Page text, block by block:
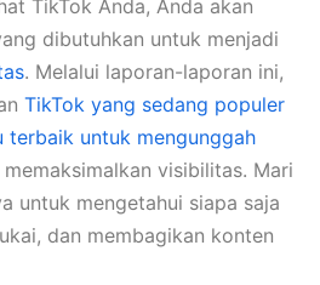
TikTok Anda, Anda akan
dibutuhkan untuk menjadi
. Melalui laporan-laporan ini,
TikTok yang sedang populer
terbaik untuk mengunggah
memaksimalkan visibilitas. Mari
untuk mengetahui siapa saja
dan membagikan konten